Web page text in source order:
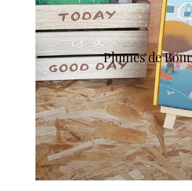
Plumes de